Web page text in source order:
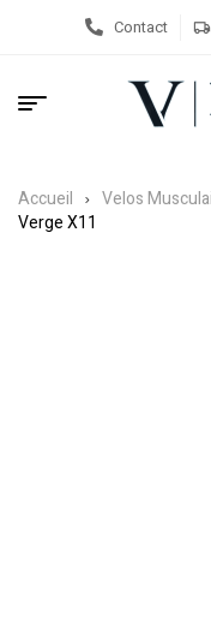
Contact
Accueil Velos
Verge X11